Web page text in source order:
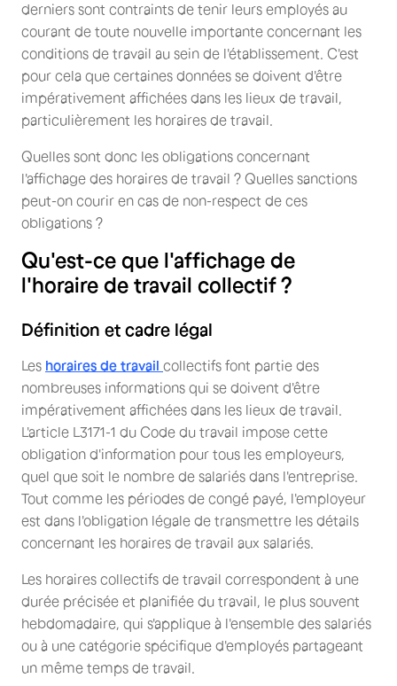
derniers sont contraints de tenir leurs employés au
courant de toute nouvelle importante concernant les
conditions de travail au sein de l'établissement. C'est
pour cela que certaines données se doivent d'être
impérativement affichées dans les lieux de travail,
particulièrement les horaires de travail.
Quelles sont donc les obligations concernant
l'affichage des horaires de travail ? Quelles sanctions
peut-on courir en cas de non-respect de ces
obligations ?
Qu'est-ce que l'affichage de
l'horaire de travail collectif ?
Définition et cadre légal
Les horaires de travail collectifs font partie des
nombreuses informations qui se doivent d'être
impérativement affichées dans les lieux de travail.
L'article L3171-1 du Code du travail impose cette
obligation d'information pour tous les employeurs,
quel que soit le nombre de salariés dans l'entreprise.
Tout comme les périodes de congé payé, l'employeur
est dans l'obligation légale de transmettre les détails
concernant les horaires de travail aux salariés.
Les horaires collectifs de travail correspondent à une
durée précisée et planifiée du travail, le plus souvent
hebdomadaire, qui s'applique à l'ensemble des salariés
ou à une catégorie spécifique d'employés partageant
un même temps de travail.